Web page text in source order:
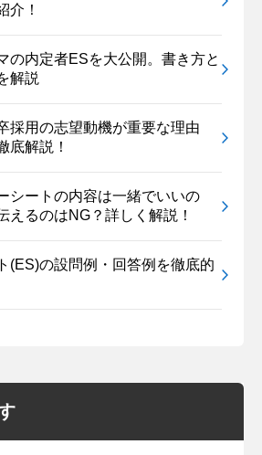
介！
の内定者ESを大公開。書き方と
解説
採用の志望動機が重要な理由
底解説！
シートの内容は一緒でいいの
えるのはNG？詳しく解説！
(ES)の設問例・回答例を徹底的